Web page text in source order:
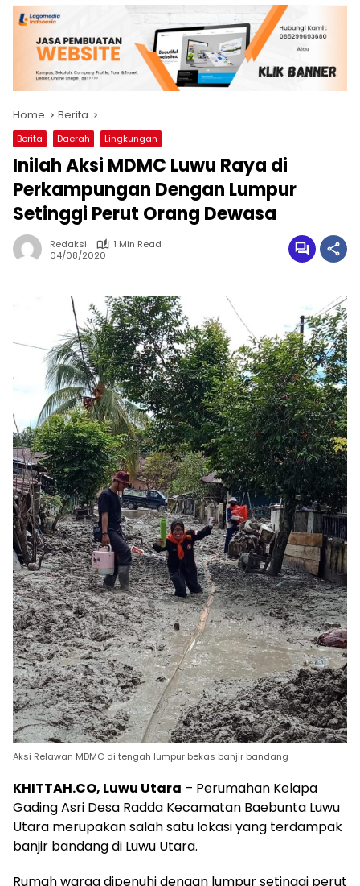
Home Berita
Berita Daerah Lingkungan
Inilah Aksi MDMC Luwu Raya di
Perkampungan Dengan Lumpur
Setinggi Perut Orang Dewasa
Redaksi
1 Min Read
04/08/2020
Aksi Relawan MDMC di tengah lumpur bekas banjir bandang
KHITTAH.CO, Luwu Utara – Perumahan Kelapa
Gading Asri Desa Radda Kecamatan Baebunta Luwu
Utara merupakan salah satu lokasi yang terdampak
banjir bandang di Luwu Utara.
Rumah warga dipenuhi dengan lumpur setinggi perut